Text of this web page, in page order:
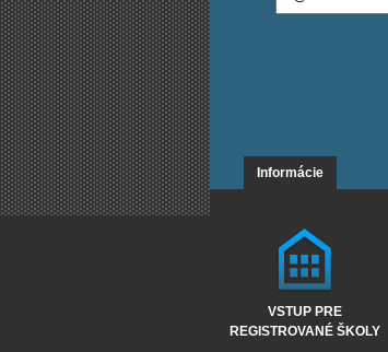
Informácie
VSTUP PRE
REGISTROVANÉ ŠKOLY